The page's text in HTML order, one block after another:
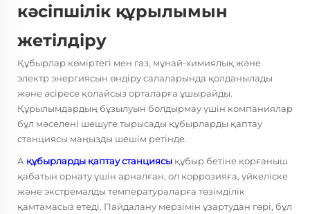
кәсіпшілік құрылымын
жетілдіру
Құбырлар көміртегі мен газ, мұнай-химиялық және
электр энергиясын өндіру салаларында қолданылады
және әсіресе қолайсыз орталарға ұшырайды.
Құрылымдардың бұзылуын болдырмау үшін компаниялар
бұл мәселені шешуге тырысады құбырларды қаптау
станциясы маңызды шешім ретінде.
А құбырларды қаптау станциясы құбыр бетіне қорғаныш
қабатын орнату үшін арналған, ол коррозияға, үйкеліске
және экстремалды температураларға төзімділік
қамтамасыз етеді. Пайдалану мерзімін ұзартудан гөрі, бұл